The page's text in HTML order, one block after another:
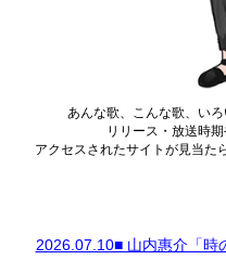
あんな歌、こんな歌、い
リリース・放送時
アクセスされたサイトが見当た
2026.07.10■ 山内惠介「